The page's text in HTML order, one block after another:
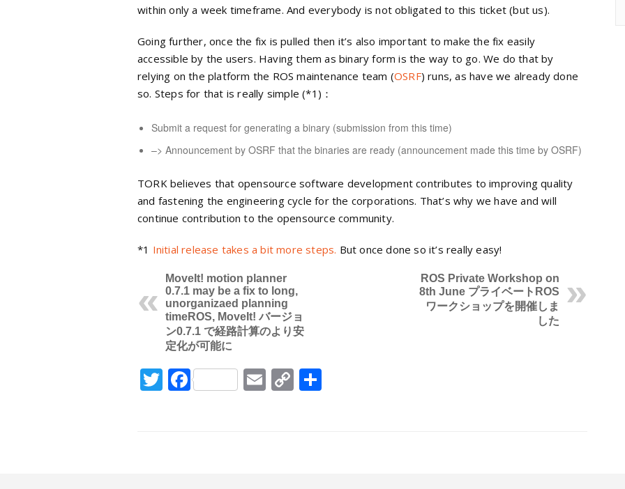
within only a week timeframe. And everybody is not obligated to this ticket (but us).
Going further, once the fix is pulled then it’s also important to make the fix easily
accessible by the users. Having them as binary form is the way to go. We do that by
relying on the platform the ROS maintenance team (OSRF) runs, as have we already done
so. Steps for that is really simple (*1)：
Submit a request for generating a binary (submission from this time)
–> Announcement by OSRF that the binaries are ready (announcement made this time by OSRF)
TORK believes that opensource software development contributes to improving quality
and fastening the engineering cycle for the corporations. That’s why we have and will
continue contribution to the opensource community.
*1 Initial release takes a bit more steps. But once done so it’s really easy!
MoveIt! motion planner
0.7.1 may be a fix to long,
unorganizaed planning
timeROS, MoveIt! バージョ
ン0.7.1 で経路計算のより安
定化が可能に
ROS Private Workshop on
8th June プライベートROS
ワークショップを開催しま
した
Twitter
FacebookEmail
Copy